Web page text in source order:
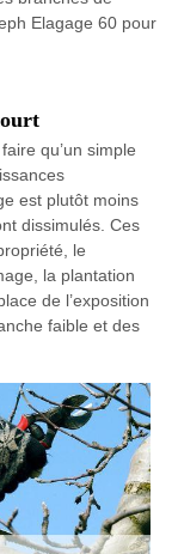
Elagage 60 pour
qu’un simple
est plutôt moins
dissimulés. Ces
le
la plantation
de l’exposition
faible et des